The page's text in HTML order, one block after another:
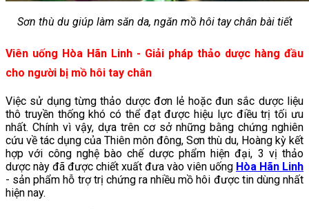
Sơn thù du giúp làm săn da, ngăn mồ hôi tay chân bài tiết
Viên uống Hòa Hãn Linh - Giải pháp thảo dược hàng đầu
cho người bị mồ hôi tay chân
Việc sử dụng từng thảo dược đơn lẻ hoặc đun sắc dược liệu
thô truyền thống khó có thể đạt được hiệu lực điều trị tối ưu
nhất. Chính vì vậy, dựa trên cơ sở những bằng chứng nghiên
cứu về tác dụng của Thiên môn đông, Sơn thù du, Hoàng kỳ kết
hợp với công nghệ bào chế dược phẩm hiện đại, 3 vị thảo
dược này đã được chiết xuất đưa vào viên uống Hòa Hãn Linh
- sản phẩm hỗ trợ trị chứng ra nhiều mồ hôi được tin dùng nhất
hiện nay.